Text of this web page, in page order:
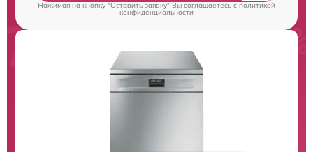
Нажимая на кнопку "Оставить заявку" Вы соглашаетесь cполитикой
конфиденциальности